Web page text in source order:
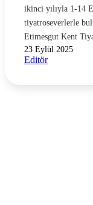
ikinci yılıyla 1-14
tiyatroseverlerle
Etimesgut Kent
23 Eylül 2025
Editör